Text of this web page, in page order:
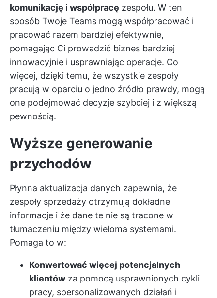
komunikację i współpracę zespołu. W ten
sposób Twoje Teams mogą współpracować i
pracować razem bardziej efektywnie,
pomagając Ci prowadzić biznes bardziej
innowacyjnie i usprawniając operacje. Co
więcej, dzięki temu, że wszystkie zespoły
pracują w oparciu o jedno źródło prawdy, mogą
one podejmować decyzje szybciej i z większą
pewnością.
Wyższe generowanie
przychodów
Płynna aktualizacja danych zapewnia, że
zespoły sprzedaży otrzymują dokładne
informacje i że dane te nie są tracone w
tłumaczeniu między wieloma systemami.
Pomaga to w:
Konwertować więcej potencjalnych
klientów za pomocą usprawnionych cykli
pracy, spersonalizowanych działań i